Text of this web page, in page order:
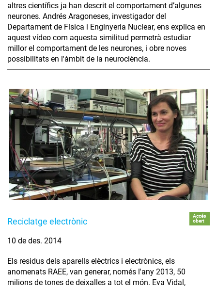
altres científics ja han descrit el comportament d’algunes
neurones. Andrés Aragoneses, investigador del
Departament de Física i Enginyeria Nuclear, ens explica en
aquest vídeo com aquesta similitud permetrà estudiar
millor el comportament de les neurones, i obre noves
possibilitats en l'àmbit de la neurociència.
Reciclatge electrònic
Accés
obert
10 de des. 2014
Els residus dels aparells elèctrics i electrònics, els
anomenats RAEE, van generar, només l'any 2013, 50
milions de tones de deixalles a tot el món. Eva Vidal,